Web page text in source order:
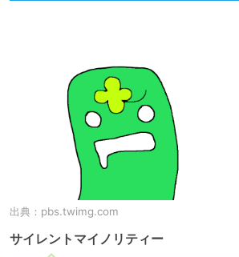
出典： pbs.twimg.com
サイレントマイノリティー